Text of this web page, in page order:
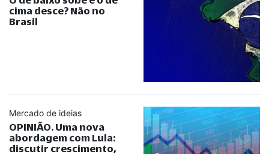
cima desce? Não no
Brasil
Mercado de ideias
OPINIÃO. Uma nova
abordagem com Lula:
discutir crescimento,